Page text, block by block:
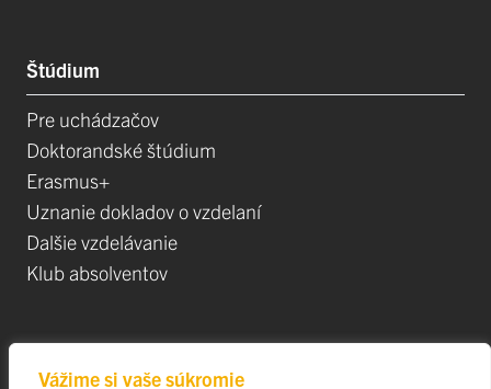
Vážime si vaše súkromie
Štúdium
Pre uchádzačov
Doktorandské štúdium
Erasmus+
Uznanie dokladov o vzdelaní
Dalšie vzdelávanie
Klub absolventov